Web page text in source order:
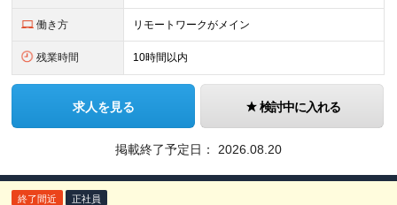
働き方 リモートワークがメイン
残業時間 10時間以内
求人を見る 検討中に入れる
掲載終了予定日： 2026.08.20
終了間近 正社員